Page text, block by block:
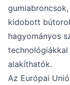
kidobott
hagyományos
alakíthatók.
Az Európai